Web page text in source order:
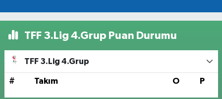
TFF 3.Lig 4.Grup Puan Durumu
TFF 3.Lig 4.Grup
# Takım O P